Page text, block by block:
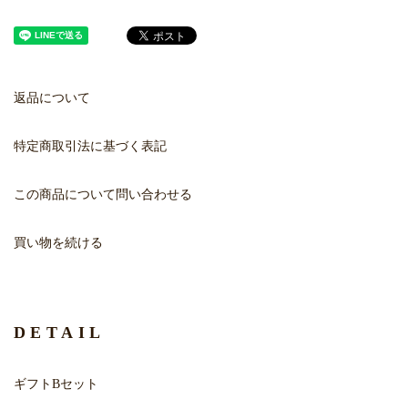
返品について
特定商取引法に基づく表記
この商品について問い合わせる
買い物を続ける
DETAIL
ギフトBセット